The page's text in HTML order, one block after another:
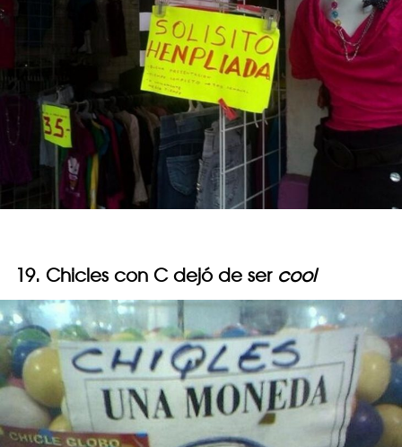
19. Chicles con C dejó de ser cool